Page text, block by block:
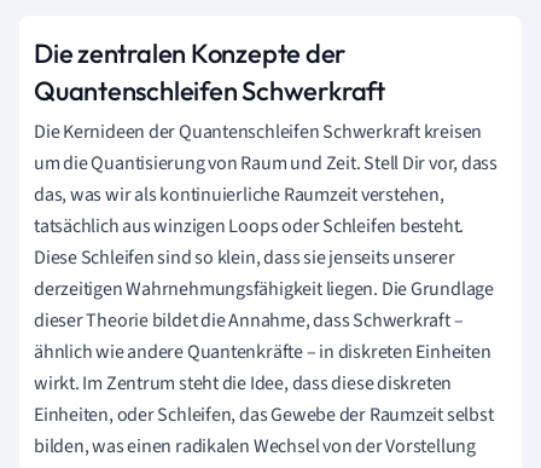
Die zentralen Konzepte der
Quantenschleifen Schwerkraft
Die Kernideen der Quantenschleifen Schwerkraft kreisen
um die Quantisierung von Raum und Zeit. Stell Dir vor, dass
das, was wir als kontinuierliche Raumzeit verstehen,
tatsächlich aus winzigen Loops oder Schleifen besteht.
Diese Schleifen sind so klein, dass sie jenseits unserer
derzeitigen Wahrnehmungsfähigkeit liegen. Die Grundlage
dieser Theorie bildet die Annahme, dass Schwerkraft –
ähnlich wie andere Quantenkräfte – in diskreten Einheiten
wirkt. Im Zentrum steht die Idee, dass diese diskreten
Einheiten, oder Schleifen, das Gewebe der Raumzeit selbst
bilden, was einen radikalen Wechsel von der Vorstellung